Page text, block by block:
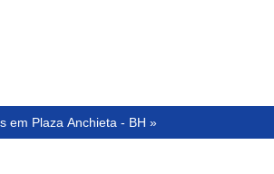
em Plaza Anchieta - BH »